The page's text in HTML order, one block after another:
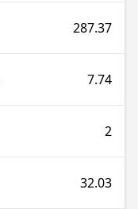
287.37
7.74
2
32.03